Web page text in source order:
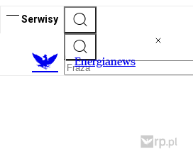
Serwisy
Energianews